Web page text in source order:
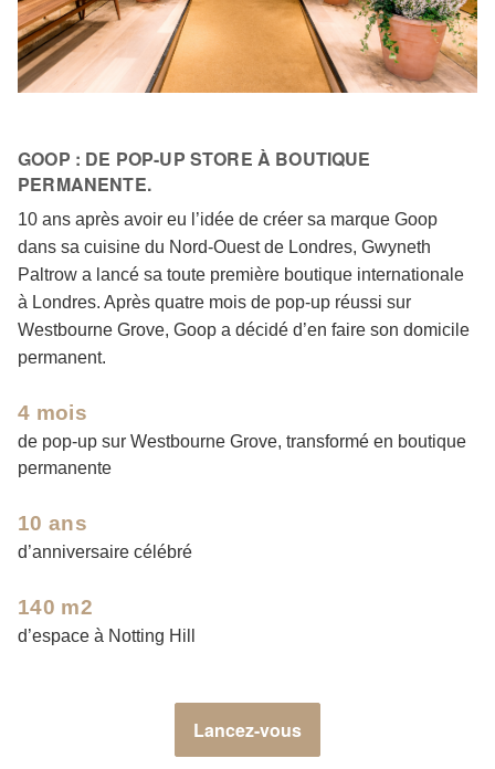
GOOP : DE POP-UP STORE À BOUTIQUE
PERMANENTE.
10 ans après avoir eu l’idée de créer sa marque Goop
dans sa cuisine du Nord-Ouest de Londres, Gwyneth
Paltrow a lancé sa toute première boutique internationale
à Londres. Après quatre mois de pop-up réussi sur
Westbourne Grove, Goop a décidé d’en faire son domicile
permanent.
4 mois
de pop-up sur Westbourne Grove, transformé en boutique
permanente
10 ans
d’anniversaire célébré
140 m2
d’espace à Notting Hill
Lancez-vous